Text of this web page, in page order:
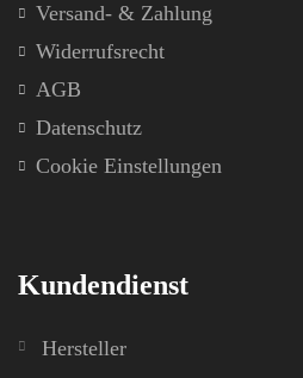
Versand- & Zahlung
Widerrufsrecht
AGB
Datenschutz
Cookie Einstellungen
Kundendienst
Hersteller